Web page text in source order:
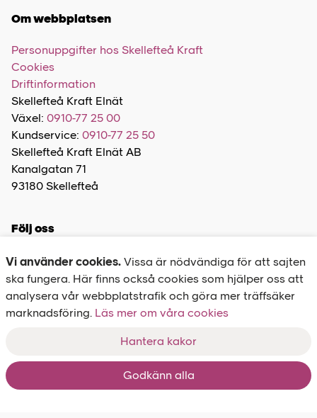
Vi använder cookies. Vissa är nödvändiga för att sajten
ska fungera. Här finns också cookies som hjälper oss att
analysera vår webbplatstrafik och göra mer träffsäker
marknadsföring. Läs mer om våra cookies
Hantera kakor
Godkänn alla
Om webbplatsen
Personuppgifter hos Skellefteå Kraft
Cookies
Driftinformation
Skellefteå Kraft Elnät
Växel: 0910-77 25 00
Kundservice: 0910-77 25 50
Skellefteå Kraft Elnät AB
Kanalgatan 71
93180 Skellefteå
Följ oss
Felanmälan
Om det blir strömavbrott